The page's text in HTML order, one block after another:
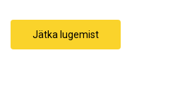
Jätka lugemist